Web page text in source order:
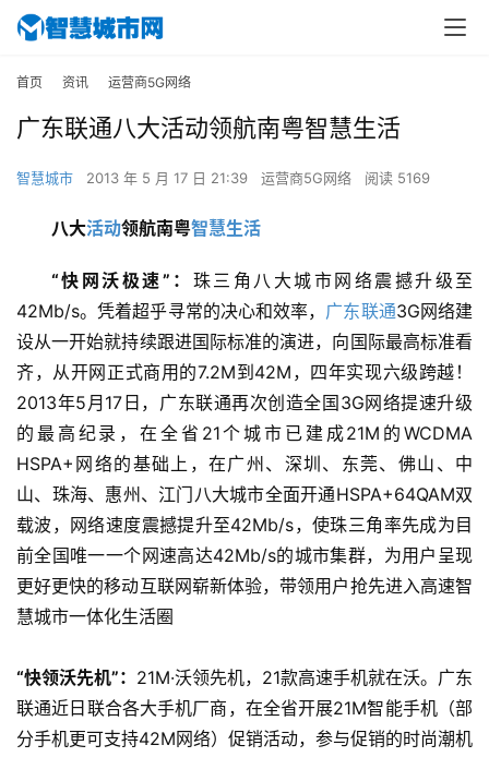
首页 资讯 运营商5G网络
广东联通八大活动领航南粤智慧生活
智慧城市 2013 年 5 月 17 日 21:39 运营商5G网络 阅读 5169
八大活动领航南粤智慧生活
“快网沃极速”： 珠三角八大城市网络震撼升级至
42Mb/s。凭着超乎寻常的决心和效率， 广东联通3G网络建
设从一开始就持续跟进国际标准的演进，向国际最高标准看
齐，从开网正式商用的7.2M到42M，四年实现六级跨越！
2013年5月17日，广东联通再次创造全国3G网络提速升级
的最高纪录，在全省21个城市已建成21M的WCDMA
HSPA+网络的基础上，在广州、深圳、东莞、佛山、中
山、珠海、惠州、江门八大城市全面开通HSPA+64QAM双
载波，网络速度震撼提升至42Mb/s，使珠三角率先成为目
前全国唯一一个网速高达42Mb/s的城市集群，为用户呈现
更好更快的移动互联网崭新体验，带领用户抢先进入高速智
慧城市一体化生活圈
“快领沃先机”： 21M·沃领先机，21款高速手机就在沃。广东
联通近日联合各大手机厂商，在全省开展21M智能手机（部
分手机更可支持42M网络）促销活动，参与促销的时尚潮机